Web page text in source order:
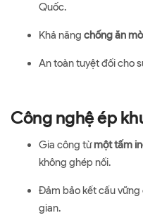
Quốc.
Khả năng chống ăn
An toàn tuyệt đối cho
Công nghệ ép
Gia công từmột tấm
không ghép nối.
Đảm bảo kết cấu vững
gian.